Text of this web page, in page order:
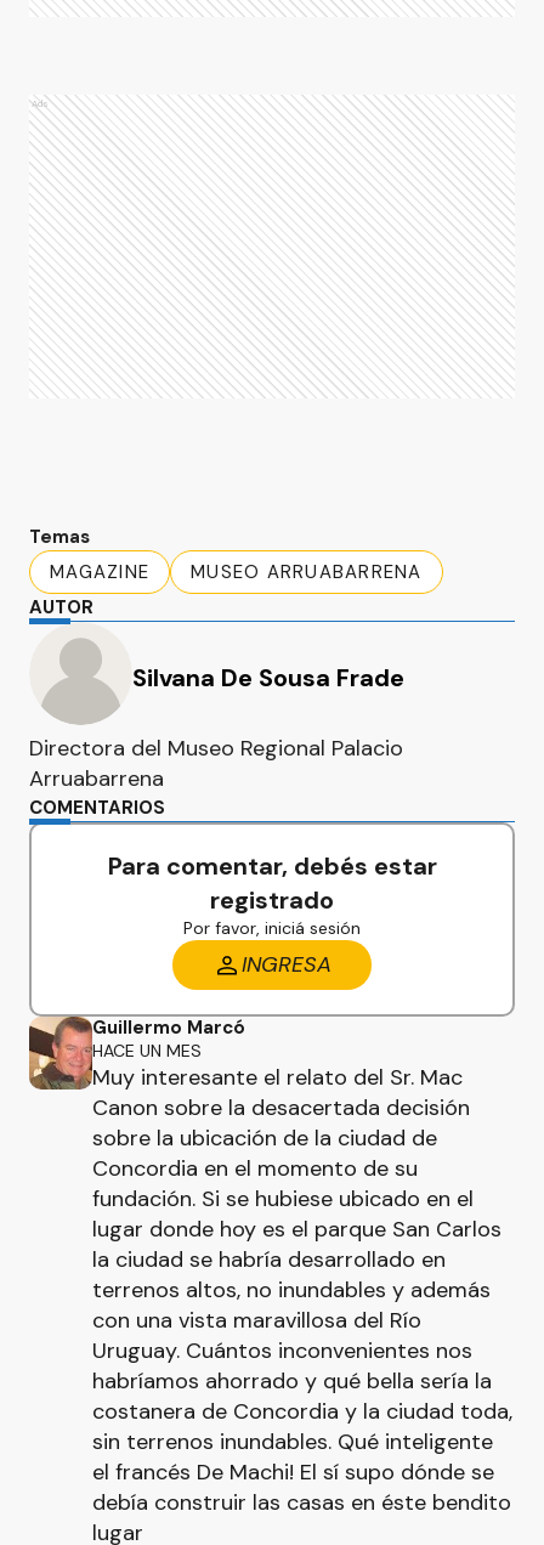
Ads
Temas
MAGAZINE
MUSEO ARRUABARRENA
AUTOR
Silvana De Sousa Frade
Directora del Museo Regional Palacio
Arruabarrena
COMENTARIOS
Para comentar, debés estar
registrado
Por favor, iniciá sesión
INGRESA
Guillermo Marcó
HACE UN MES
Muy interesante el relato del Sr. Mac
Canon sobre la desacertada decisión
sobre la ubicación de la ciudad de
Concordia en el momento de su
fundación. Si se hubiese ubicado en el
lugar donde hoy es el parque San Carlos
la ciudad se habría desarrollado en
terrenos altos, no inundables y además
con una vista maravillosa del Río
Uruguay. Cuántos inconvenientes nos
habríamos ahorrado y qué bella sería la
costanera de Concordia y la ciudad toda,
sin terrenos inundables. Qué inteligente
el francés De Machi! El sí supo dónde se
debía construir las casas en éste bendito
lugar